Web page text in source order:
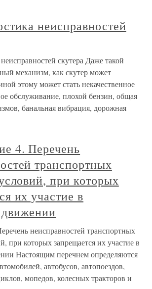
неисправностей
скутера Даже такой
механизм, как скутер может
этому может стать некачественное
обслуживание, плохой бензин, общая
банальная вибрация, дорожная
4. Перечень
транспортных
при которых
их участие в
неисправностей транспортных
при которых запрещается их участие в
Настоящим перечнем определяются
автобусов, автопоездов,
мопедов, колесных тракторов и